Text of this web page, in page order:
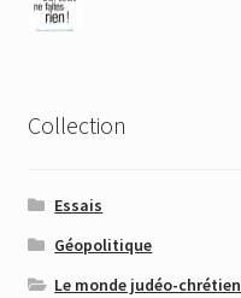
Collection
Essais
Géopolitique
Le monde judéo-chrétien